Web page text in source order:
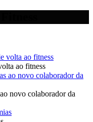
ao fitness
novo colaborador da